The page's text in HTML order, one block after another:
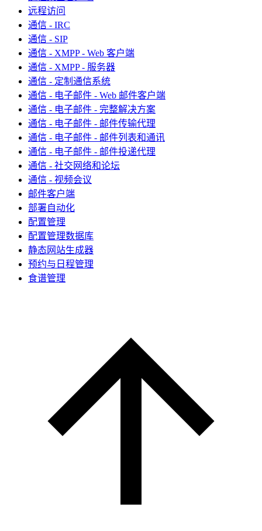
远程访问
通信 - IRC
通信 - SIP
通信 - XMPP - Web 客户端
通信 - XMPP - 服务器
通信 - 定制通信系统
通信 - 电子邮件 - Web 邮件客户端
通信 - 电子邮件 - 完整解决方案
通信 - 电子邮件 - 邮件传输代理
通信 - 电子邮件 - 邮件列表和通讯
通信 - 电子邮件 - 邮件投递代理
通信 - 社交网络和论坛
通信 - 视频会议
邮件客户端
部署自动化
配置管理
配置管理数据库
静态网站生成器
预约与日程管理
食谱管理